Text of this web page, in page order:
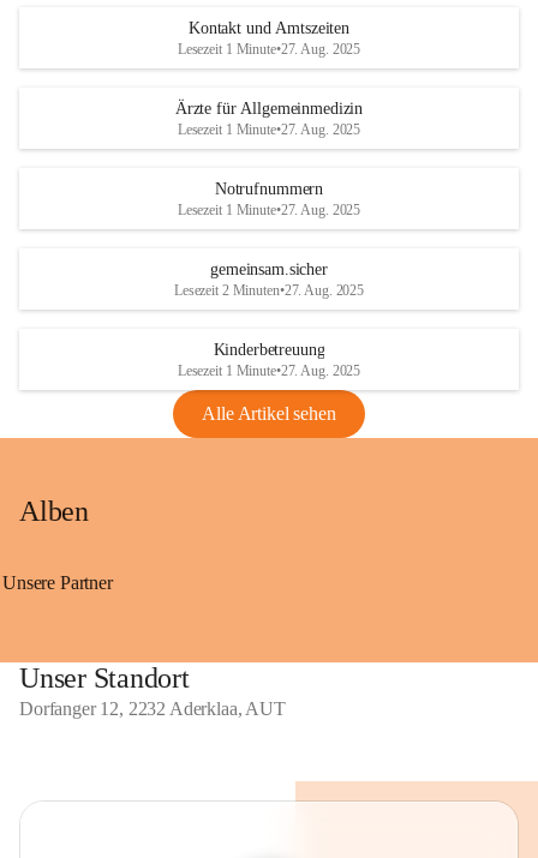
Kontakt und Amtszeiten
Lesezeit 1 Minute•27. Aug. 2025
Ärzte für Allgemeinmedizin
Lesezeit 1 Minute•27. Aug. 2025
Notrufnummern
Lesezeit 1 Minute•27. Aug. 2025
gemeinsam.sicher
Lesezeit 2 Minuten•27. Aug. 2025
Kinderbetreuung
Lesezeit 1 Minute•27. Aug. 2025
Alle Artikel sehen
Alben
Unsere Partner
Unser Standort
Dorfanger 12, 2232 Aderklaa, AUT